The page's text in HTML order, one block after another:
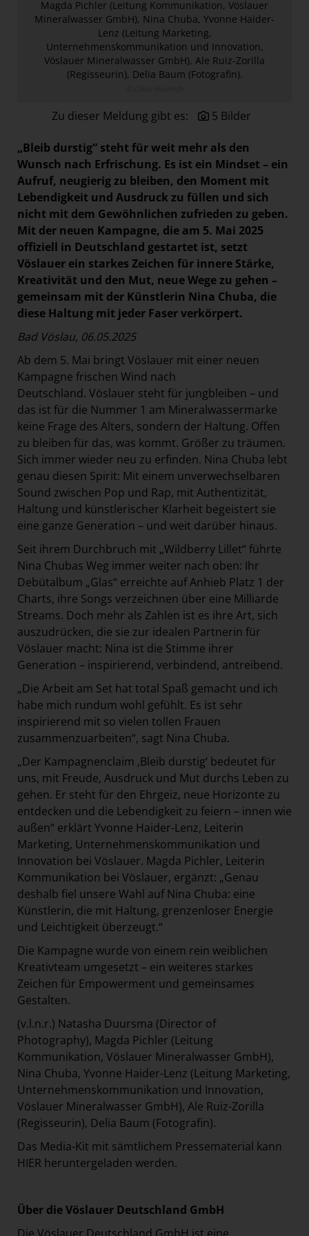
Paradies Garten
section.d
Swiss Life Select
The Hoxton
Unibail-Rodamco-Westfield
Vöslauer
NMK
MEDIA
KONTAKT
Magda Pichler (Leitung Kommunikation, Vöslauer
Mineralwasser GmbH), Nina Chuba, Yvonne Haider-
Lenz (Leitung Marketing,
Unternehmenskommunikation und Innovation,
Vöslauer Mineralwasser GmbH), Ale Ruiz-Zorilla
(Regisseurin), Delia Baum (Fotografin).
Zu dieser Meldung gibt es: 5 Bilder
„Bleib durstig“ steht für weit mehr als den
Wunsch nach Erfrischung. Es ist ein Mindset – ein
Aufruf, neugierig zu bleiben, den Moment mit
Lebendigkeit und Ausdruck zu füllen und sich
nicht mit dem Gewöhnlichen zufrieden zu geben.
Mit der neuen Kampagne, die am 5. Mai 2025
offiziell in Deutschland gestartet ist, setzt
Vöslauer ein starkes Zeichen für innere Stärke,
Kreativität und den Mut, neue Wege zu gehen –
gemeinsam mit der Künstlerin Nina Chuba, die
diese Haltung mit jeder Faser verkörpert.
Bad Vöslau, 06.05.2025
Ab dem 5. Mai bringt Vöslauer mit einer neuen
Kampagne frischen Wind nach
Deutschland. Vöslauer steht für jungbleiben – und
das ist für die Nummer 1 am Mineralwassermarke
keine Frage des Alters, sondern der Haltung. Offen
zu bleiben für das, was kommt. Größer zu träumen.
Sich immer wieder neu zu erfinden. Nina Chuba lebt
genau diesen Spirit: Mit einem unverwechselbaren
Sound zwischen Pop und Rap, mit Authentizität,
Haltung und künstlerischer Klarheit begeistert sie
eine ganze Generation – und weit darüber hinaus.
Seit ihrem Durchbruch mit „Wildberry Lillet“ führte
Nina Chubas Weg immer weiter nach oben: Ihr
Debütalbum „Glas“ erreichte auf Anhieb Platz 1 der
Charts, ihre Songs verzeichnen über eine Milliarde
Streams. Doch mehr als Zahlen ist es ihre Art, sich
auszudrücken, die sie zur idealen Partnerin für
Vöslauer macht: Nina ist die Stimme ihrer
Generation – inspirierend, verbindend, antreibend.
„Die Arbeit am Set hat total Spaß gemacht und ich
habe mich rundum wohl gefühlt. Es ist sehr
inspirierend mit so vielen tollen Frauen
zusammenzuarbeiten“, sagt Nina Chuba.
„Der Kampagnenclaim ‚Bleib durstig‘ bedeutet für
uns, mit Freude, Ausdruck und Mut durchs Leben zu
gehen. Er steht für den Ehrgeiz, neue Horizonte zu
entdecken und die Lebendigkeit zu feiern – innen wie
außen“ erklärt Yvonne Haider-Lenz, Leiterin
Marketing, Unternehmenskommunikation und
Innovation bei Vöslauer. Magda Pichler, Leiterin
Kommunikation bei Vöslauer, ergänzt: „Genau
deshalb fiel unsere Wahl auf Nina Chuba: eine
Künstlerin, die mit Haltung, grenzenloser Energie
und Leichtigkeit überzeugt.“
Die Kampagne wurde von einem rein weiblichen
Kreativteam umgesetzt – ein weiteres starkes
Zeichen für Empowerment und gemeinsames
Gestalten.
(v.l.n.r.) Natasha Duursma (Director of
Photography), Magda Pichler (Leitung
Kommunikation, Vöslauer Mineralwasser GmbH),
Nina Chuba, Yvonne Haider-Lenz (Leitung Marketing,
Unternehmenskommunikation und Innovation,
Vöslauer Mineralwasser GmbH), Ale Ruiz-Zorilla
(Regisseurin), Delia Baum (Fotografin).
Das Media-Kit mit sämtlichem Pressematerial kann
HIER heruntergeladen werden.
Über die Vöslauer Deutschland GmbH